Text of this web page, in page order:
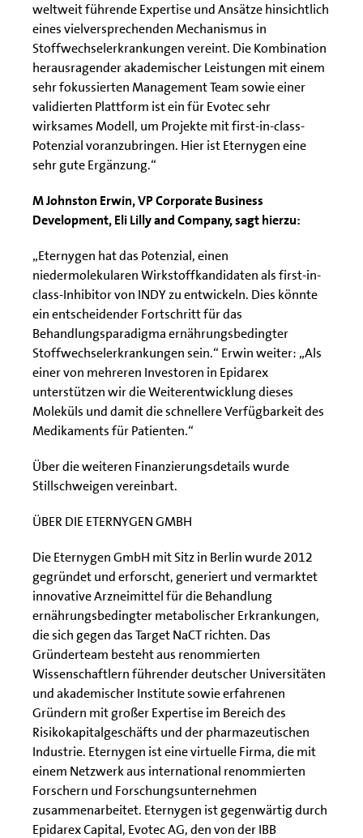
weltweit führende Expertise und Ansätze hinsichtlich
eines vielversprechenden Mechanismus in
Stoffwechselerkrankungen vereint. Die Kombination
herausragender akademischer Leistungen mit einem
sehr fokussierten Management Team sowie einer
validierten Plattform ist ein für Evotec sehr
wirksames Modell, um Projekte mit first-in-class-
Potenzial voranzubringen. Hier ist Eternygen eine
sehr gute Ergänzung.“
M Johnston Erwin, VP Corporate Business
Development, Eli Lilly and Company, sagt hierzu:
„Eternygen hat das Potenzial, einen
niedermolekularen Wirkstoffkandidaten als first-in-
class-Inhibitor von INDY zu entwickeln. Dies könnte
ein entscheidender Fortschritt für das
Behandlungsparadigma ernährungsbedingter
Stoffwechselerkrankungen sein.“ Erwin weiter: „Als
einer von mehreren Investoren in Epidarex
unterstützen wir die Weiterentwicklung dieses
Moleküls und damit die schnellere Verfügbarkeit des
Medikaments für Patienten.“
Über die weiteren Finanzierungsdetails wurde
Stillschweigen vereinbart.
ÜBER DIE ETERNYGEN GMBH
Die Eternygen GmbH mit Sitz in Berlin wurde 2012
gegründet und erforscht, generiert und vermarktet
innovative Arzneimittel für die Behandlung
ernährungsbedingter metabolischer Erkrankungen,
die sich gegen das Target NaCT richten. Das
Gründerteam besteht aus renommierten
Wissenschaftlern führender deutscher Universitäten
und akademischer Institute sowie erfahrenen
Gründern mit großer Expertise im Bereich des
Risikokapitalgeschäfts und der pharmazeutischen
Industrie. Eternygen ist eine virtuelle Firma, die mit
einem Netzwerk aus international renommierten
Forschern und Forschungsunternehmen
zusammenarbeitet. Eternygen ist gegenwärtig durch
Epidarex Capital, Evotec AG, den von der IBB